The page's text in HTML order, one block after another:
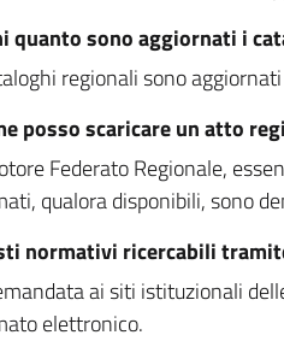
quanto sono aggiornati i
regionali sono
posso scaricare un atto
Federato Regionale,
qualora disponibili, sono
normativi ricercabili
ai siti istituzionali
elettronico.